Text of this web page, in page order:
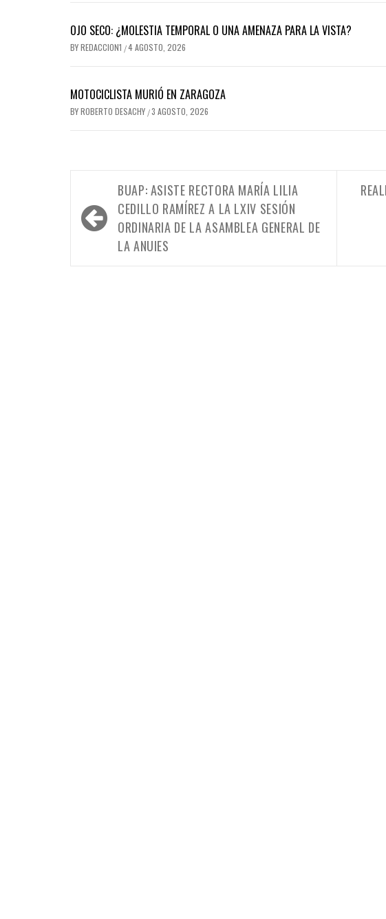
OJO SECO: ¿MOLESTIA TEMPORAL O UNA AMENAZA PARA LA VISTA?
BYREDACCION1 /4 AGOSTO, 2026
MOTOCICLISTA MURIÓ EN ZARAGOZA
BYROBERTO DESACHY /3 AGOSTO, 2026
Navegación
de
entradas
BUAP: ASISTE RECTORA MARÍA LILIA
CEDILLO RAMÍREZ A LA LXIV SESIÓN
ORDINARIA DE LA ASAMBLEA GENERAL DE
LA ANUIES